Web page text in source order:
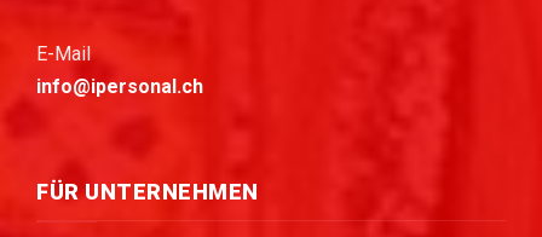
E-Mail
info@ipersonal.ch
FÜR UNTERNEHMEN